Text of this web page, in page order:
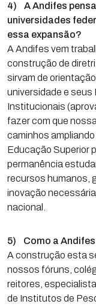
4) A Andifes
universidades
essa expansão?
A Andifes vem
construção de
sirvam de
universidade e seus
Institucionais
fazer com que
caminhos
Educação Superior
permanência
recursos humanos,
inovação
nacional.
5) Como a
A construção esta
nossos fóruns,
reitores,
de Institutos de